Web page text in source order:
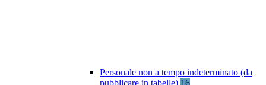
Personale non a tempo indeterminato (da